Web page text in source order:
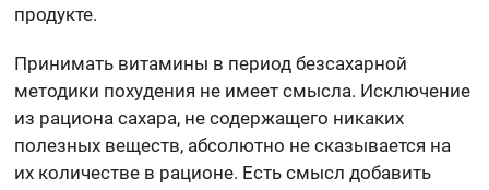
продукте.
Принимать витамины в период безсахарной
методики похудения не имеет смысла. Исключение
из рациона сахара, не содержащего никаких
полезных веществ, абсолютно не сказывается на
их количестве в рационе. Есть смысл добавить